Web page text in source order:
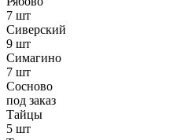
7 шт
Сиверский
9 шт
Симагино
7 шт
Сосново
под заказ
Тайцы
5 шт